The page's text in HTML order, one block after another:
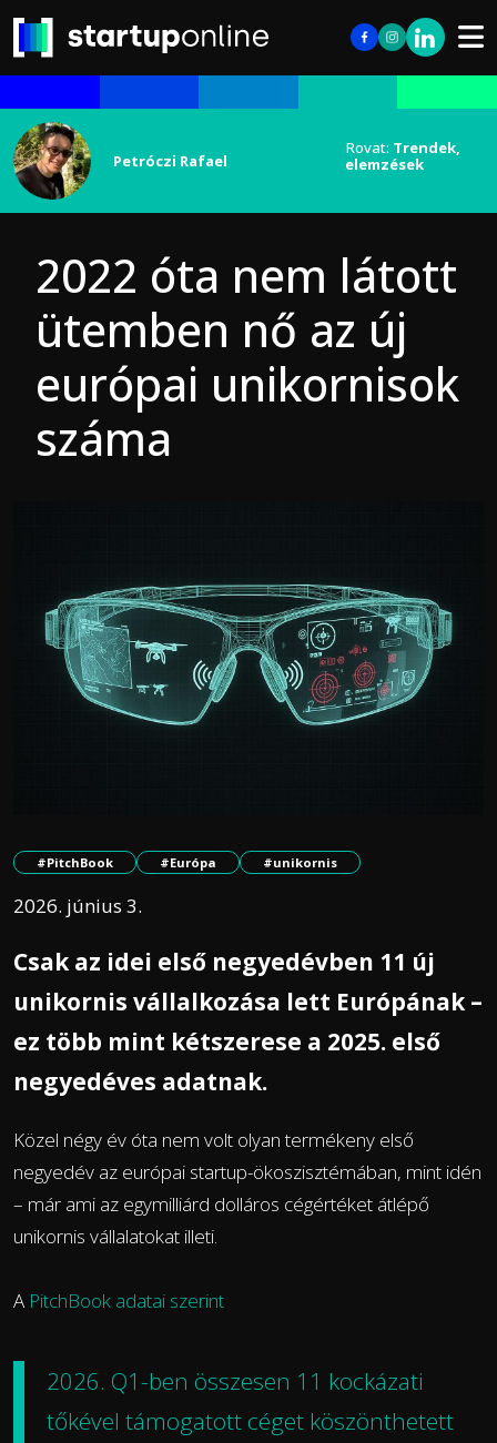
Petróczi Rafael
Rovat: Trendek,
elemzések
2022 óta nem látott
ütemben nő az új
európai unikornisok
száma
#PitchBook #Európa #unikornis
2026. június 3.
Csak az idei első negyedévben 11 új
unikornis vállalkozása lett Európának –
ez több mint kétszerese a 2025. első
negyedéves adatnak.
Közel négy év óta nem volt olyan termékeny első
negyedév az európai startup-ökoszisztémában, mint idén
– már ami az egymilliárd dolláros cégértéket átlépő
unikornis vállalatokat illeti.
A PitchBook adatai szerint
2026. Q1-ben összesen 11 kockázati
tőkével támogatott céget köszönthetett